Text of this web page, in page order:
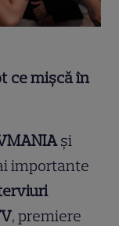
ce mișcă în
și
importante
, premiere